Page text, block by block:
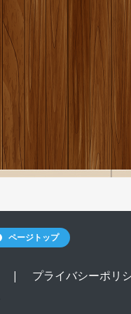
ページトップ
|
プライバシーポリ